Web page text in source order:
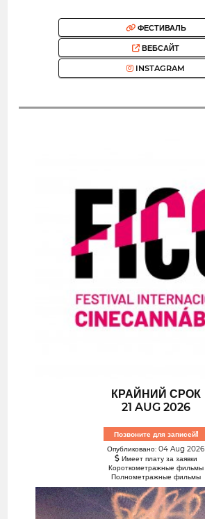
ФЕСТИВАЛЬ
ВЕБСАЙТ
INSTAGRAM
КРАЙНИЙ СРОК
21 AUG 2026
Позвоните для записей!
Опубликовано: 04 Aug 2026
Имеет плату за заявки
Короткометражные фильмы
Полнометражные фильмы